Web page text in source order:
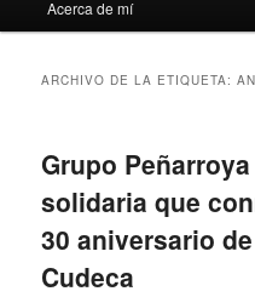
Acerca de mí
ARCHIVO DE LA ETIQUETA:
Grupo
solidaria que
30 aniversario
Cudeca